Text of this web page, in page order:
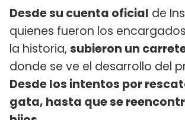
Desde su cuenta oficial de
quienes fueron los
la historia, subieron un
donde se ve el desarrollo del
Desde los intentos por
gata, hasta que se